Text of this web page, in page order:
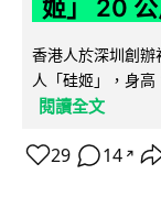
姬」 20
香港人於深圳創
人「硅姬」，身
閱讀全文
29 14 ↗